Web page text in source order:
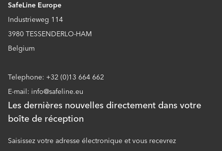
SafeLine Europe
Industrieweg 114
3980 TESSENDERLO-HAM
Belgium
Telephone: +32 (0)13 664 662
E-mail: info@safeline.eu
Les dernières nouvelles directement dans votre
boîte de réception
Saisissez votre adresse électronique et vous recevrez